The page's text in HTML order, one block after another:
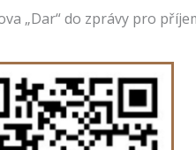
„Dar“ do zprávy pro